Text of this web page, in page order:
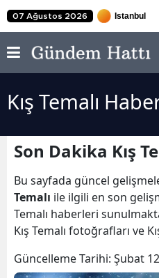
07 Ağustos 2026
Kış Temalı
Son Dakika Kış
Bu sayfada güncel
Temalı ile ilgili en son
Temalı haberleri
Kış Temalı fotoğrafları ve
Güncelleme Tarihi: Şubat